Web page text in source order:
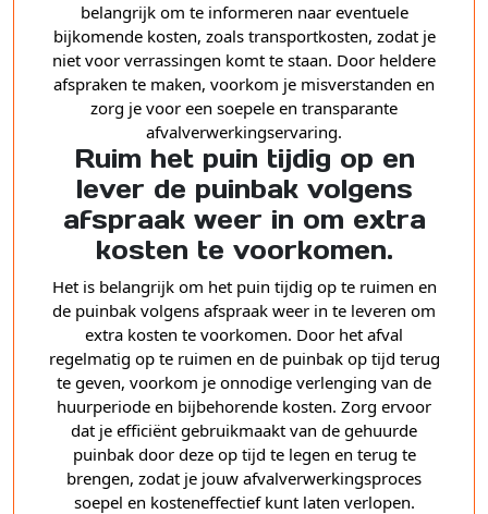
belangrijk om te informeren naar eventuele
bijkomende kosten, zoals transportkosten, zodat je
niet voor verrassingen komt te staan. Door heldere
afspraken te maken, voorkom je misverstanden en
zorg je voor een soepele en transparante
afvalverwerkingservaring.
Ruim het puin tijdig op en
lever de puinbak volgens
afspraak weer in om extra
kosten te voorkomen.
Het is belangrijk om het puin tijdig op te ruimen en
de puinbak volgens afspraak weer in te leveren om
extra kosten te voorkomen. Door het afval
regelmatig op te ruimen en de puinbak op tijd terug
te geven, voorkom je onnodige verlenging van de
huurperiode en bijbehorende kosten. Zorg ervoor
dat je efficiënt gebruikmaakt van de gehuurde
puinbak door deze op tijd te legen en terug te
brengen, zodat je jouw afvalverwerkingsproces
soepel en kosteneffectief kunt laten verlopen.